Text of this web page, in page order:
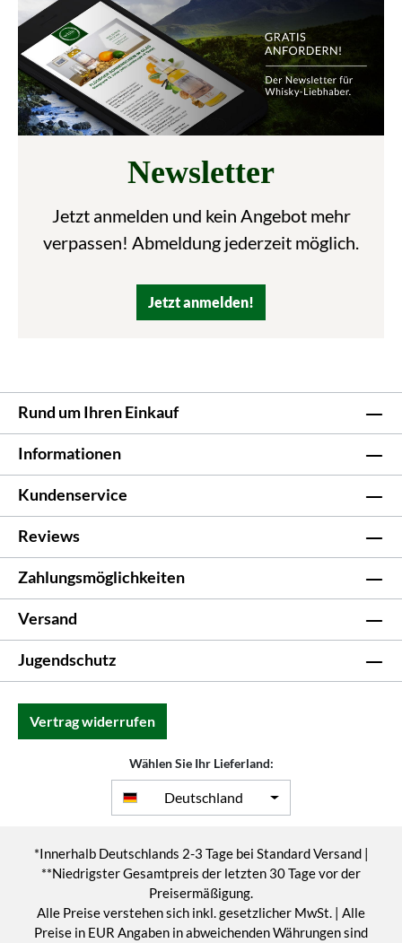
Newsletter
Jetzt anmelden und kein Angebot mehr
verpassen! Abmeldung jederzeit möglich.
Jetzt anmelden!
Rund um Ihren Einkauf
Informationen
Kundenservice
Reviews
Zahlungsmöglichkeiten
Versand
Jugendschutz
Vertrag widerrufen
Wählen Sie Ihr Lieferland:
Deutschland
*Innerhalb Deutschlands 2-3 Tage bei Standard Versand |
**Niedrigster Gesamtpreis der letzten 30 Tage vor der
Preisermäßigung.
Alle Preise verstehen sich inkl. gesetzlicher MwSt. | Alle
Preise in EUR Angaben in abweichenden Währungen sind